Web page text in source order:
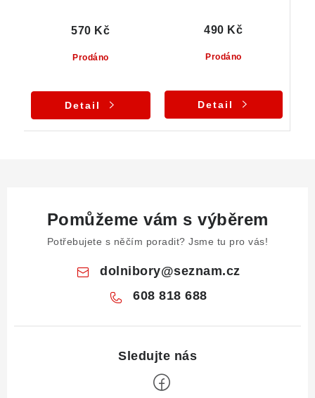
Prodáno
570 Kč
Detail
Prodáno
490 Kč
Detail
Pomůžeme vám s výběrem
Potřebujete s něčím poradit? Jsme tu pro vás!
dolnibory@seznam.cz
608 818 688